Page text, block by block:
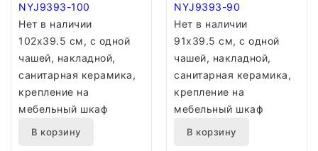
NYJ9393-100
Нет в наличии
102x39.5 см, с одной
чашей, накладной,
санитарная керамика,
крепление на
мебельный шкаф
В корзину
NYJ9393-90
Нет в наличии
91x39.5 см, с одной
чашей, накладной,
санитарная керамика,
крепление на
мебельный шкаф
В корзину